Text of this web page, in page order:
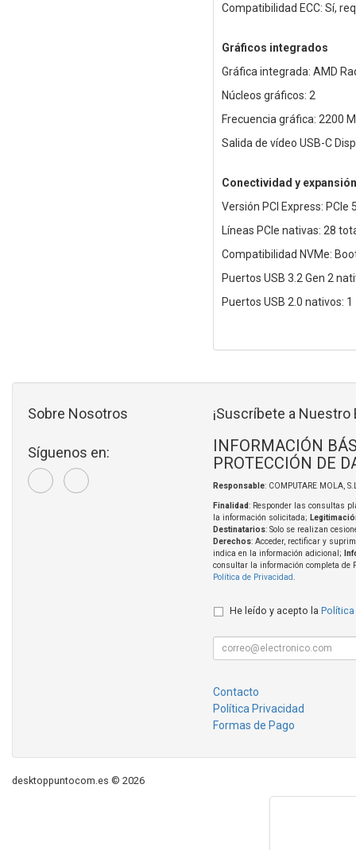
Compatibilidad ECC: Sí,
Gráficos integrados
Gráfica integrada: AMD
Núcleos gráficos: 2
Frecuencia gráfica: 2200
Salida de vídeo USB-C
Conectividad y expansión
Versión PCI Express: PCIe
Líneas PCIe nativas: 28
Compatibilidad NVMe:
Puertos USB 3.2 Gen 2
Puertos USB 2.0 nativos: 1
Sobre Nosotros
Síguenos en:
¡Suscríbete a Nuestro
INFORMACIÓN
PROTECCIÓN DE
Responsable: COMPUTARE MOLA,
Finalidad: Responder las consultas
la información solicitada;
Destinatarios: Solo se realizan
Derechos: Acceder, rectificar y
indica en la información adicional;
consultar la información completa de
Política de Privacidad
He leído y acepto la Política
Contacto
Política Privacidad
Formas de Pago
desktoppuntocom.es © 2026